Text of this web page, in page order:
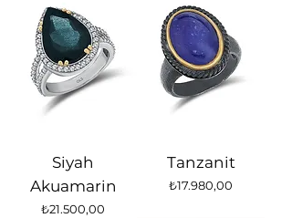
Siyah
Akuamarin
Fiyat
₺21.500,00
Tanzanit
Fiyat
₺17.980,00